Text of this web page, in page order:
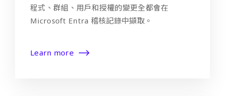
程式、群組、用戶和授權的變更全都會在
Microsoft Entra 稽核記錄中擷取。
Learn more